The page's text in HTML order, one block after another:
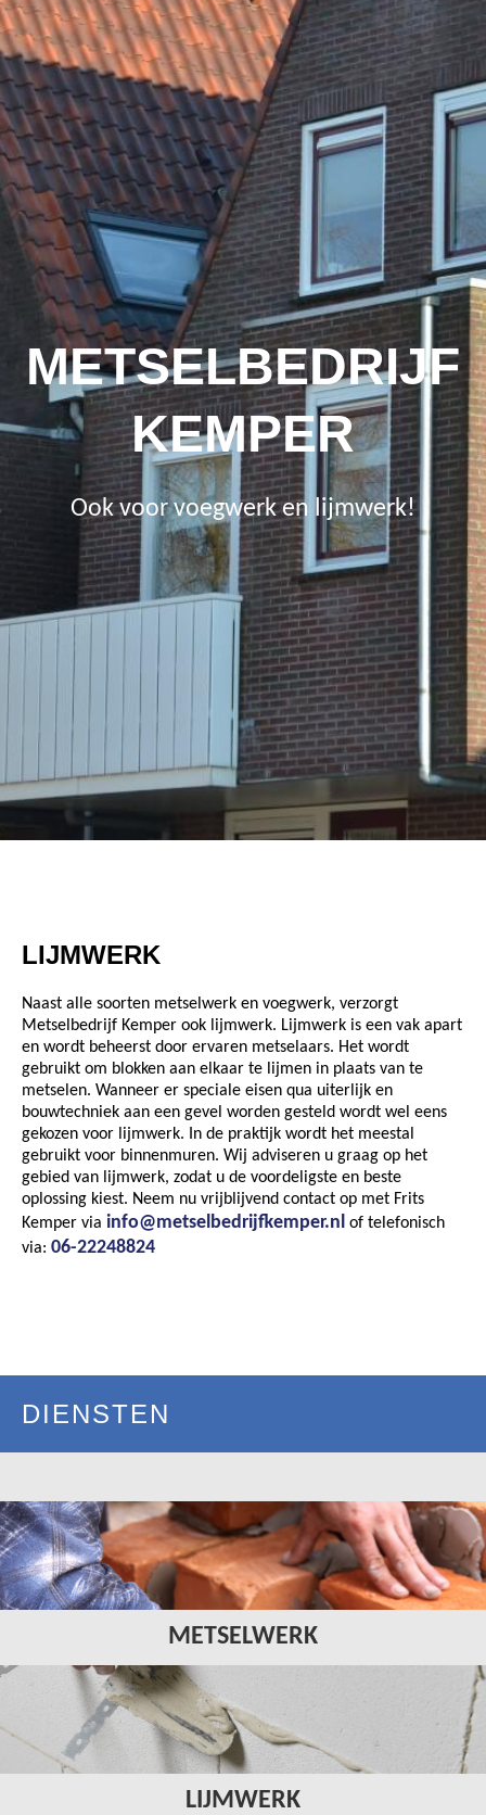
METSELBEDRIJF
KEMPER
Ook voor voegwerk en lijmwerk!
LIJMWERK
Naast alle soorten metselwerk en voegwerk, verzorgt
Metselbedrijf Kemper ook lijmwerk. Lijmwerk is een vak apart
en wordt beheerst door ervaren metselaars. Het wordt
gebruikt om blokken aan elkaar te lijmen in plaats van te
metselen. Wanneer er speciale eisen qua uiterlijk en
bouwtechniek aan een gevel worden gesteld wordt wel eens
gekozen voor lijmwerk. In de praktijk wordt het meestal
gebruikt voor binnenmuren. Wij adviseren u graag op het
gebied van lijmwerk, zodat u de voordeligste en beste
oplossing kiest. Neem nu vrijblijvend contact op met Frits
Kemper via info@metselbedrijfkemper.nl of telefonisch
via: 06-22248824
DIENSTEN
METSELWERK
LIJMWERK